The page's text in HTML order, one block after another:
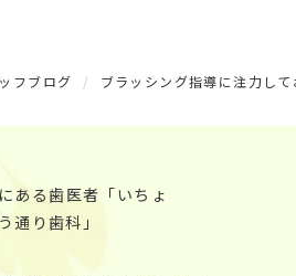
フブログ ブラッシング指導に注力し